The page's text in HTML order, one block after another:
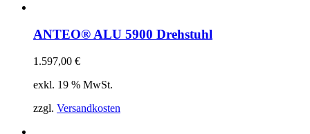
ANTEO® ALU 5900 Drehstuhl
1.597,00 €
exkl. 19 % MwSt.
zzgl. Versandkosten